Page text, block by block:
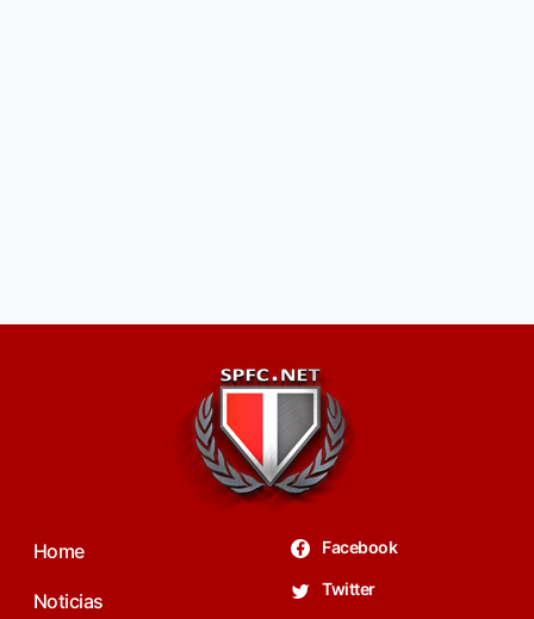
Home
Noticias
Facebook
Twitter